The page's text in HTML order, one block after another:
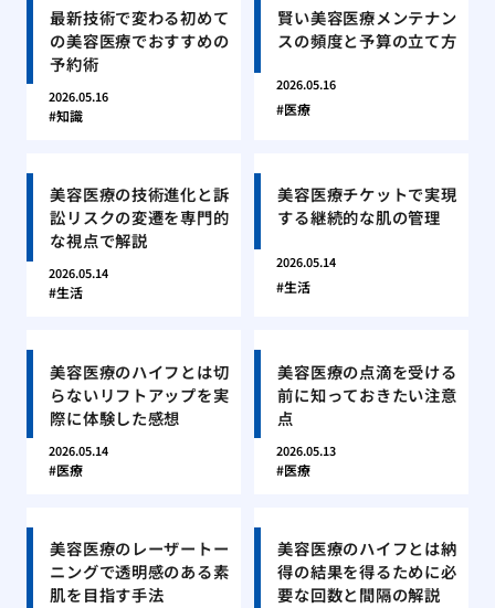
最新技術で変わる初めて
の美容医療でおすすめの
予約術
2026.05.16
知識
賢い美容医療メンテナン
スの頻度と予算の立て方
2026.05.16
医療
美容医療の技術進化と訴
訟リスクの変遷を専門的
な視点で解説
2026.05.14
生活
美容医療チケットで実現
する継続的な肌の管理
2026.05.14
生活
美容医療のハイフとは切
らないリフトアップを実
際に体験した感想
2026.05.14
医療
美容医療の点滴を受ける
前に知っておきたい注意
点
2026.05.13
医療
美容医療のレーザートー
ニングで透明感のある素
肌を目指す手法
美容医療のハイフとは納
得の結果を得るために必
要な回数と間隔の解説